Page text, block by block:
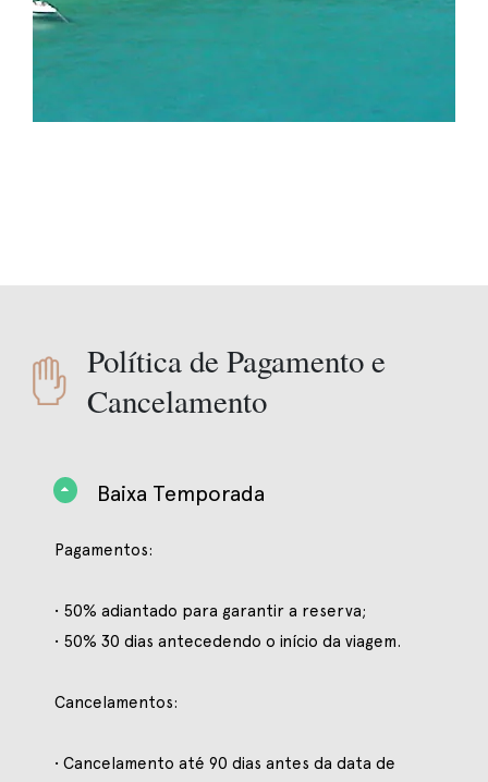
Política de Pagamento e
Cancelamento
Baixa Temporada
Pagamentos:
• 50% adiantado para garantir a reserva;
• 50% 30 dias antecedendo o início da viagem.
Cancelamentos:
• Cancelamento até 90 dias antes da data de